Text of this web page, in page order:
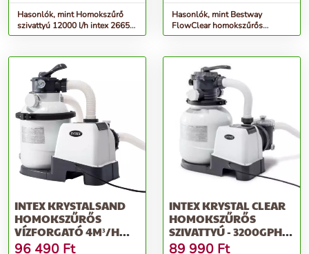
Hasonlók, mint Homokszűrő
szivattyú 12000 l/h intex 26652
+ 50 kg
Hasonlók, mint Bestway
FlowClear homokszűrős
vízforgató Szivattyú
INTEX KRYSTALSAND
HOMOKSZŰRŐS
VÍZFORGATÓ 4M³/H
(26644)
96 490 Ft
INTEX KRYSTAL CLEAR
HOMOKSZŰRŐS
SZIVATTYÚ - 3200GPH
(26652)
89 990 Ft